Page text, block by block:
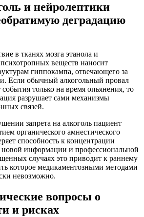
и нейролептики
деградацию
в тканях мозга этанола и
веществ наносит
гиппокампа, отвечающего за
Если обычный алкогольный провал
события только на время опьянения, то
разрушает сами механизмы
связей.
запрета на алкоголь пациент
органического амнестического
способность к концентрации
информации и профессиональной
случаях это приводит к раннему
которое медикаментозными методами
невозможно.
вопросы о
и рисках